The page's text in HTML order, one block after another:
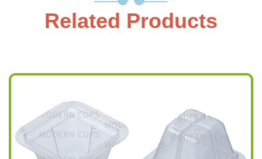
Related Products